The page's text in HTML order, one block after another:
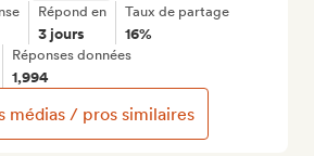
Répond en
3 jours
Taux de partage
16%
Réponses données
1,994
médias / pros similaires